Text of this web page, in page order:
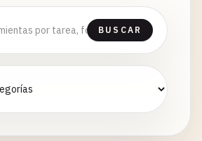
BUSCAR